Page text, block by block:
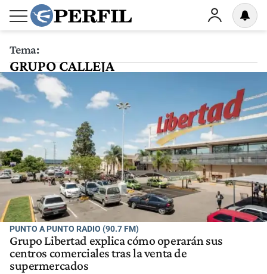
Tema:
GRUPO CALLEJA
PUNTO A PUNTO RADIO (90.7 FM)
Grupo Libertad explica cómo operarán sus
centros comerciales tras la venta de
supermercados